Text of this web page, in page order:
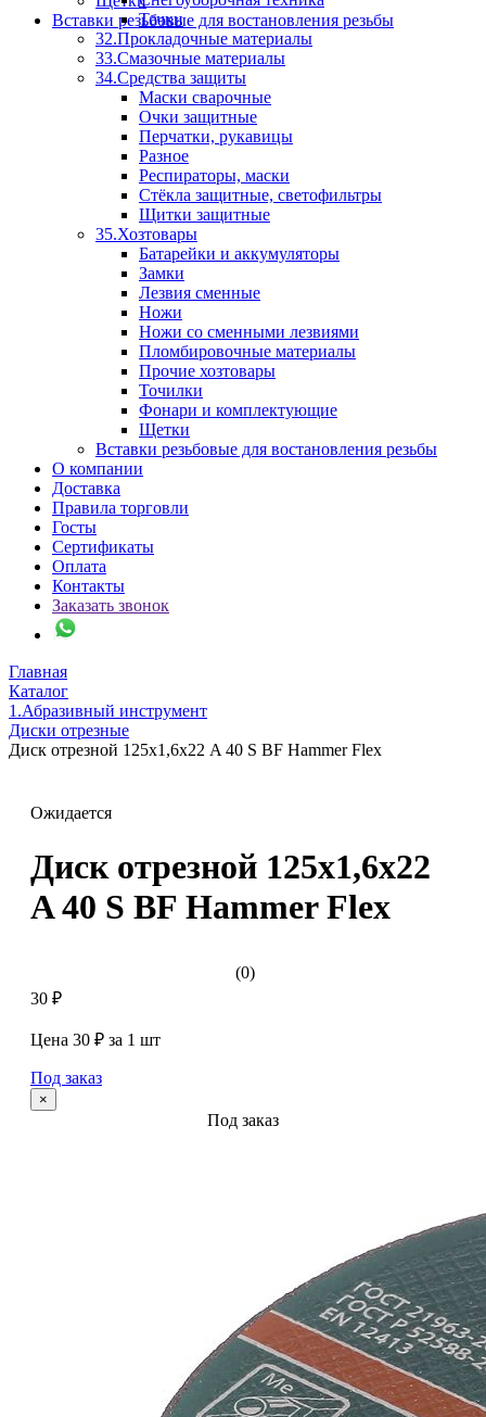
Вставки резьбовые для востановления резьбы
Тачки
32.Прокладочные материалы
33.Смазочные материалы
34.Средства защиты
Маски сварочные
Очки защитные
Перчатки, рукавицы
Разное
Респираторы, маски
Стёкла защитные, светофильтры
Щитки защитные
35.Хозтовары
Батарейки и аккумуляторы
Замки
Лезвия сменные
Ножи
Ножи со сменными лезвиями
Пломбировочные материалы
Прочие хозтовары
Точилки
Фонари и комплектующие
Щетки
Вставки резьбовые для востановления резьбы
О компании
Доставка
Правила торговли
Госты
Сертификаты
Оплата
Контакты
Заказать звонок
Главная
Каталог
1.Абразивный инструмент
Диски отрезные
Диск отрезной 125х1,6х22 A 40 S BF Hammer Flex
Ожидается
Диск отрезной 125х1,6х22
A 40 S BF Hammer Flex
(0)
30 ₽
Цена 30 ₽ за 1 шт
Под заказ
×
Под заказ